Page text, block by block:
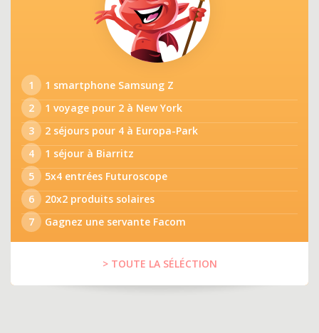
1
1 smartphone Samsung Z
2
1 voyage pour 2 à New York
3
2 séjours pour 4 à Europa-Park
4
1 séjour à Biarritz
5
5x4 entrées Futuroscope
6
20x2 produits solaires
7
Gagnez une servante Facom
> TOUTE LA SÉLÉCTION